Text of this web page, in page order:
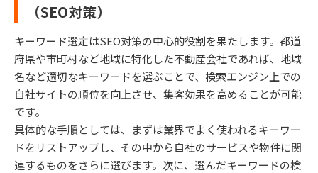
（SEO対策）
キーワード選定はSEO対策の中心的役割を果たします。都道
府県や市町村など地域に特化した不動産会社であれば、地域
名など適切なキーワードを選ぶことで、検索エンジン上での
自社サイトの順位を向上させ、集客効果を高めることが可能
です。
具体的な手順としては、まずは業界でよく使われるキーワー
ドをリストアップし、その中から自社のサービスや物件に関
連するものをさらに選びます。次に、選んだキーワードの検